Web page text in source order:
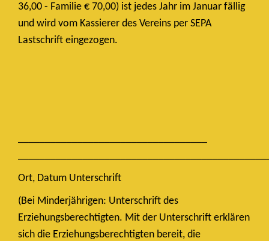
36,00 - Familie € 70,00) ist jedes Jahr im Januar fällig
und wird vom Kassierer des Vereins per SEPA
Lastschrift eingezogen.
Ort, Datum Unterschrift
(Bei Minderjährigen: Unterschrift des
Erziehungsberechtigten. Mit der Unterschrift erklären
sich die Erziehungsberechtigten bereit, die